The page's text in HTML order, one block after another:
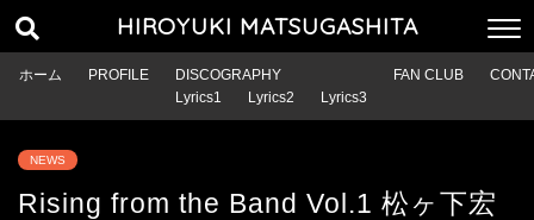
HIROYUKI MATSUGASHITA
ホーム PROFILE
DISCOGRAPHY
Lyrics1
Lyrics2 Lyrics3
FAN CLUB
NEWS
Rising from the Band Vol.1 松ヶ下宏